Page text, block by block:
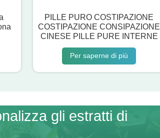
PILLE PURO COSTIPAZIONE
COSTIPAZIONE CONSIPAZIONE
CINESE PILLE PURE INTERNE
Per saperne di più
gli estratti di